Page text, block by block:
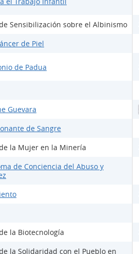
Sensibilización sobre el Albinismo
de Piel
de Padua
Guevara
de Sangre
la Mujer en la Minería
de Conciencia del Abuso y
la Biotecnología
la Solidaridad con el Pueblo en